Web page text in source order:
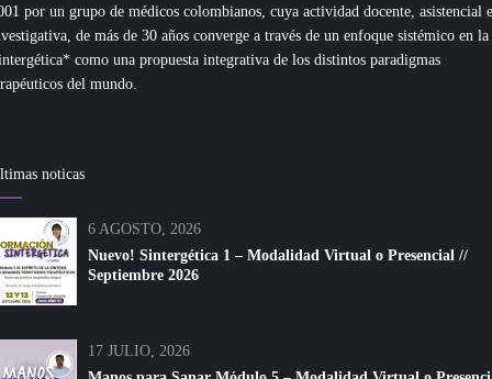
por un grupo de médicos colombianos, cuya actividad docente, asistencial e
de más de 30 años converge a través de un enfoque sistémico en la
como una propuesta integrativa de los distintos paradigmas
del mundo.
noticas
6 AGOSTO, 2026
Nuevo! Sintergética 1 – Modalidad Virtual o Presencial //
Septiembre 2026
17 JULIO, 2026